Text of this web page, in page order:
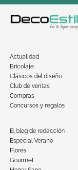
Actualidad
Bricolaje
Clásicos del diseño
Club de ventas
Compras
Concursos y regalos
El blog de redacción
Especial Verano
Flores
Gourmet